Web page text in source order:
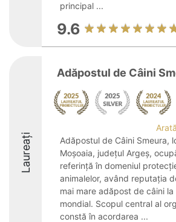
principal ...
9.6
Laureați
Adăpostul de Câini
Adăpostul de Câini Smeura,
Moșoaia, județul Argeș,
referință în domeniul
animalelor, având reputația
mai mare adăpost de câini la
mondial. Scopul central al
constă în acordarea ...